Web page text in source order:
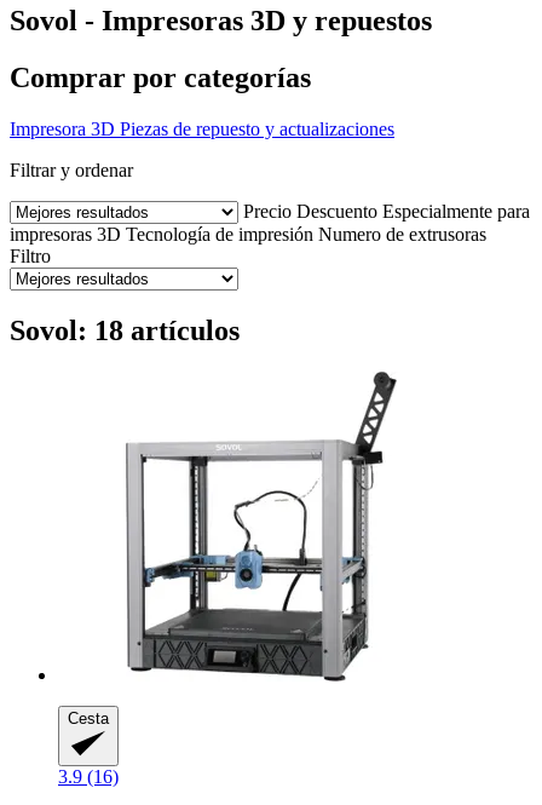
Sovol - Impresoras 3D y repuestos
Comprar por categorías
Impresora 3D Piezas de repuesto y actualizaciones
Filtrar y ordenar
Precio Descuento Especialmente para
impresoras 3D Tecnología de impresión Numero de extrusoras
Filtro
Sovol: 18 artículos
Cesta
3.9 (16)